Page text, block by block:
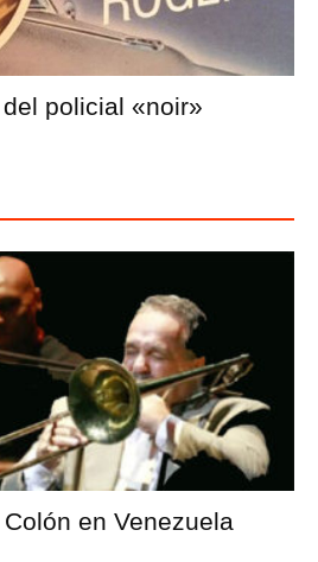
policial «noir»
en Venezuela